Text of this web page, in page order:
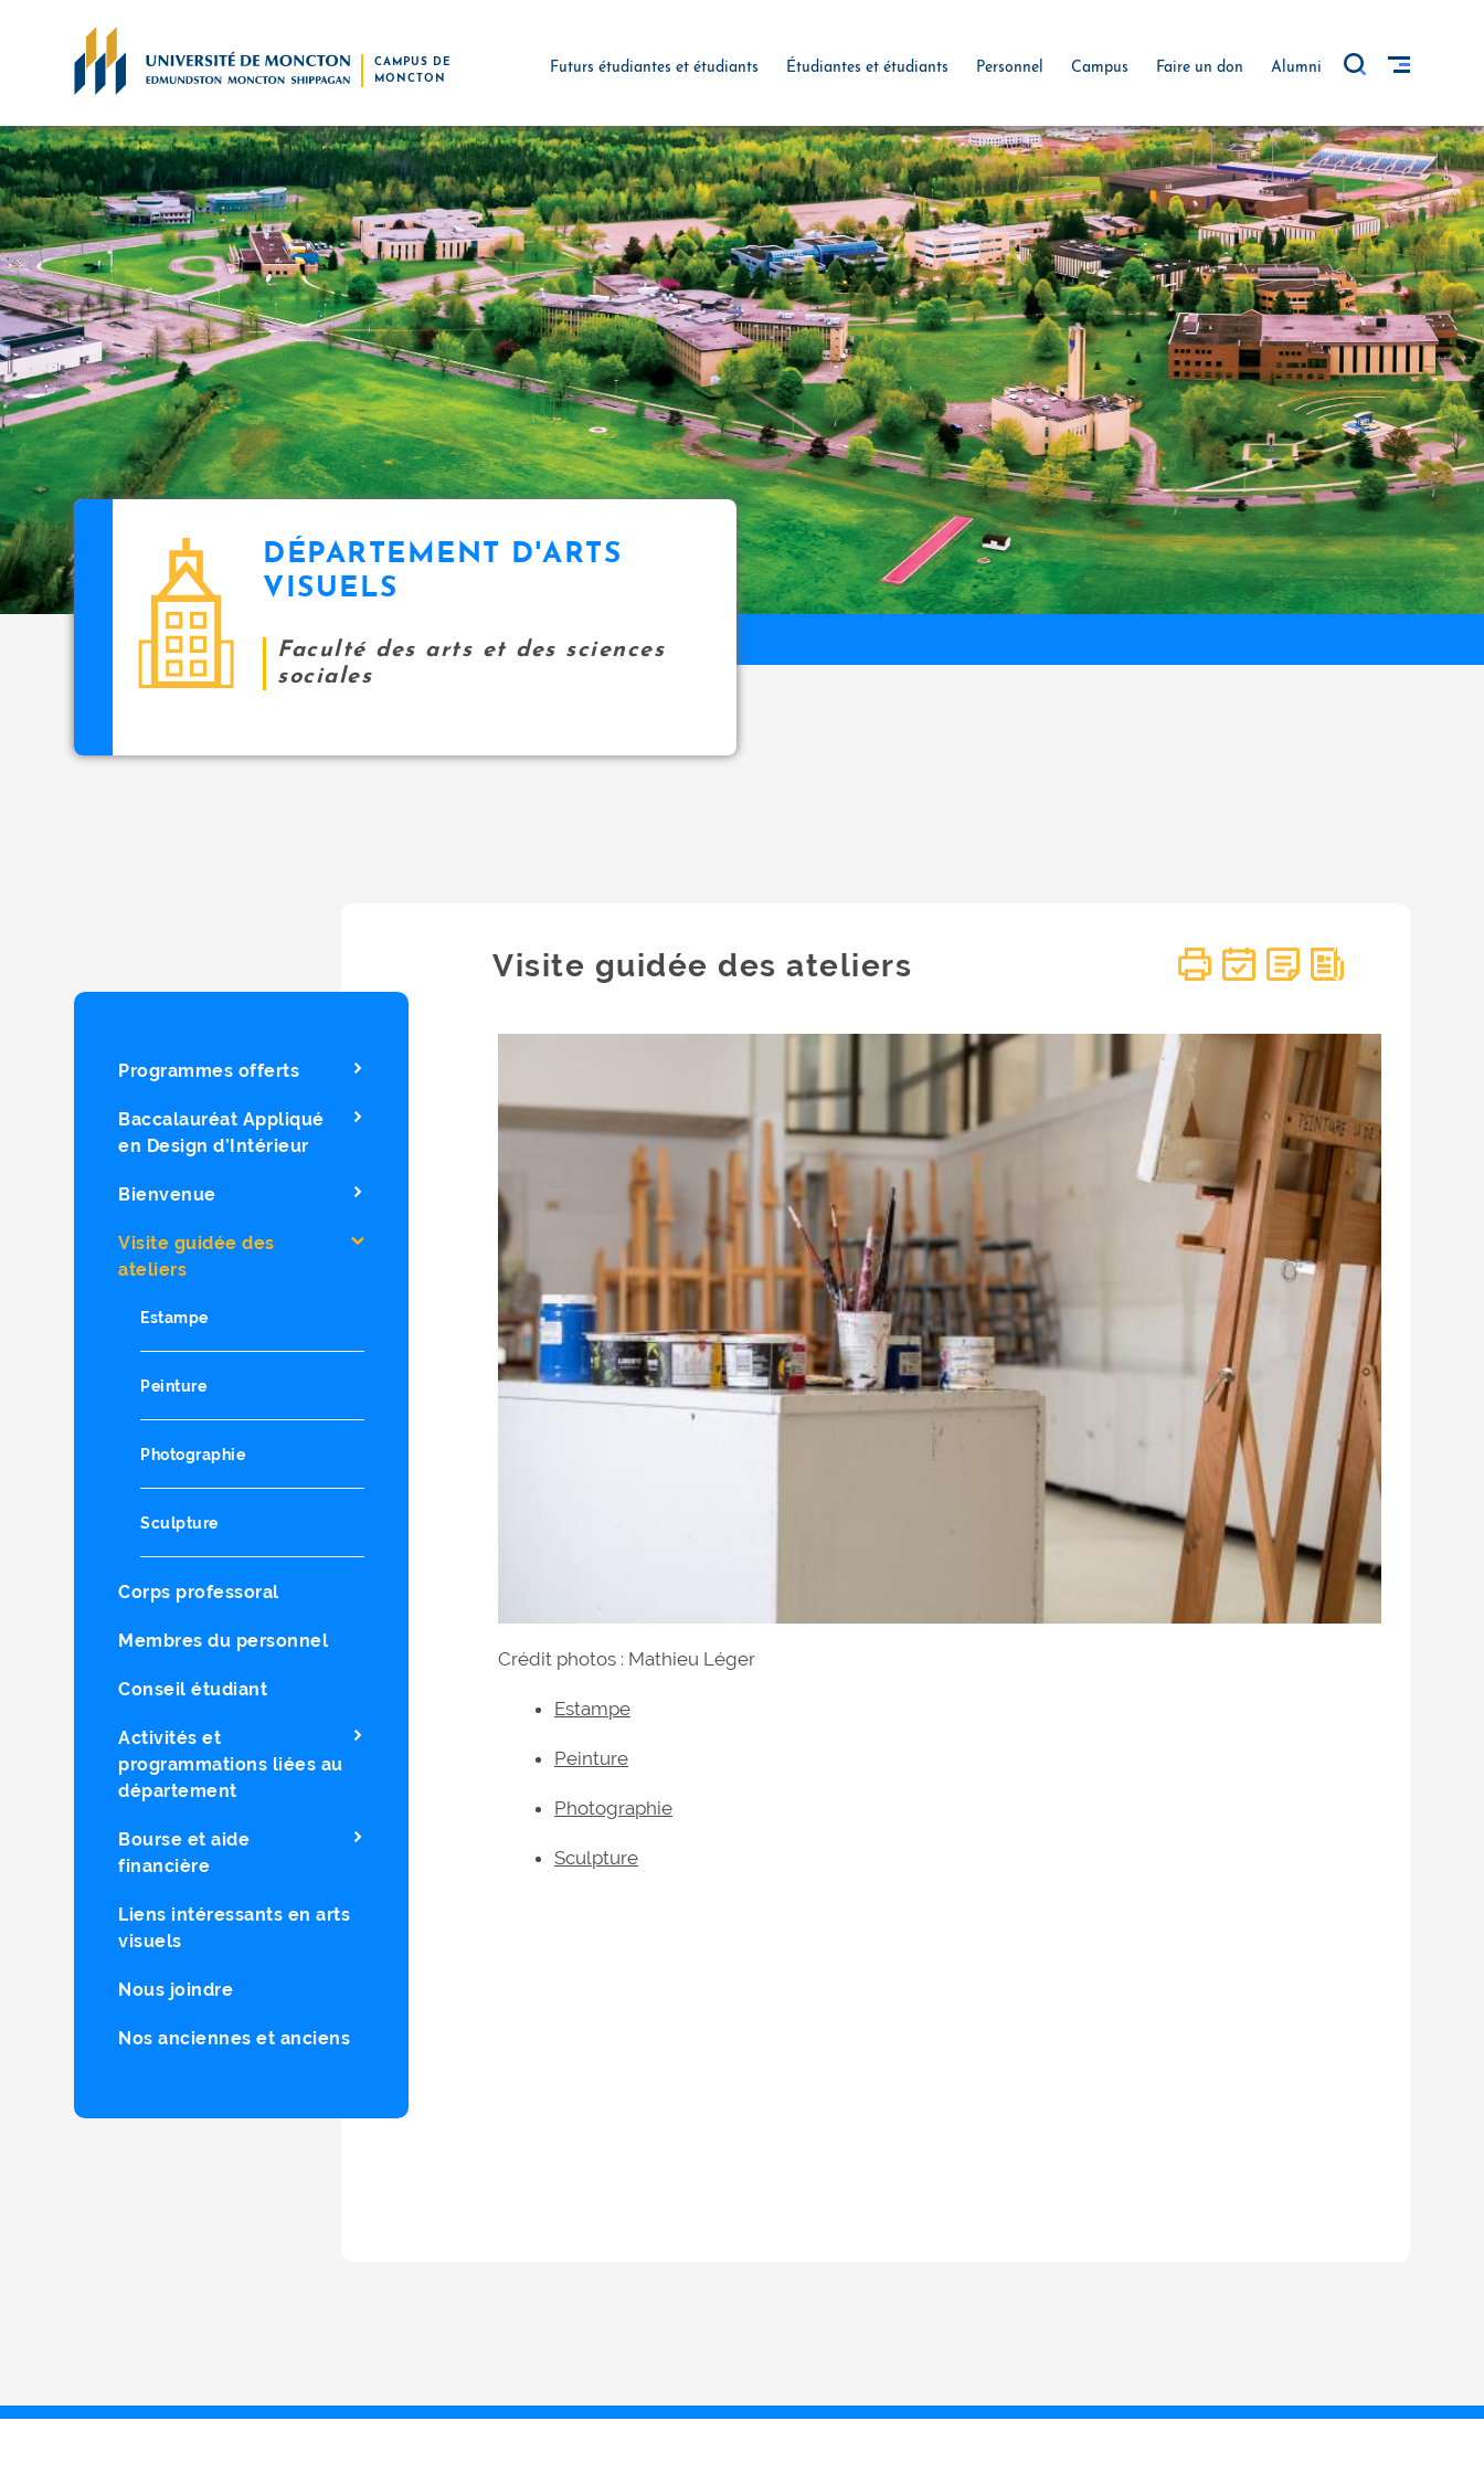
CAMPUS DE
MONCTON
Futurs étudiantes et étudiants Étudiantes et étudiants Personnel Campus Faire un don Alumni
DÉPARTEMENT D'ARTS
VISUELS
Faculté des arts et des sciences
sociales
Programmes offerts
Baccalauréat Appliqué
en Design d’Intérieur
Bienvenue
Visite guidée des
ateliers
Estampe
Peinture
Photographie
Sculpture
Corps professoral
Membres du personnel
Conseil étudiant
Activités et
programmations liées au
département
Bourse et aide
financière
Liens intéressants en arts
visuels
Nous joindre
Nos anciennes et anciens
Visite guidée des ateliers
Crédit photos : Mathieu Léger
Estampe
Peinture
Photographie
Sculpture